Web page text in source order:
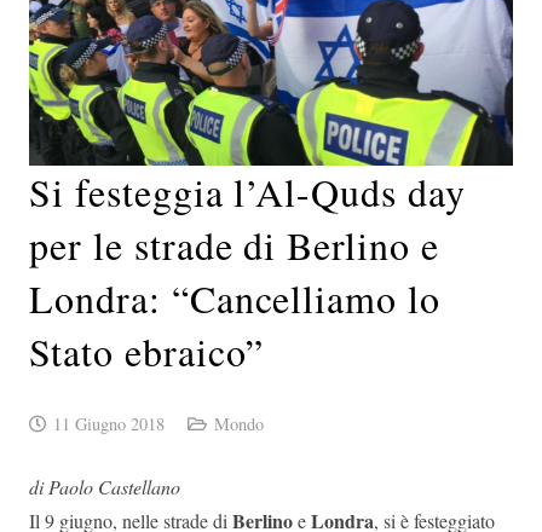
Si festeggia l’Al-Quds day
per le strade di Berlino e
Londra: “Cancelliamo lo
Stato ebraico”
11 Giugno 2018 Mondo
di Paolo Castellano
Il 9 giugno, nelle strade diBerlinoeLondra, si è festeggiato